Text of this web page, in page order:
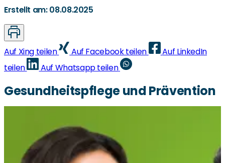
Erstellt am: 08.08.2025
Auf Xing teilen Auf Facebook teilen
Auf LinkedIn
teilen
Auf Whatsapp teilen
Gesundheitspflege und Prävention